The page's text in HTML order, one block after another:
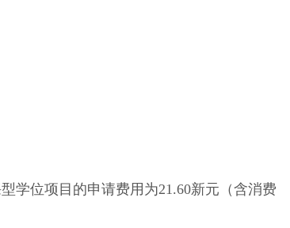
学位项目的申请费用为21.60新元（含消费